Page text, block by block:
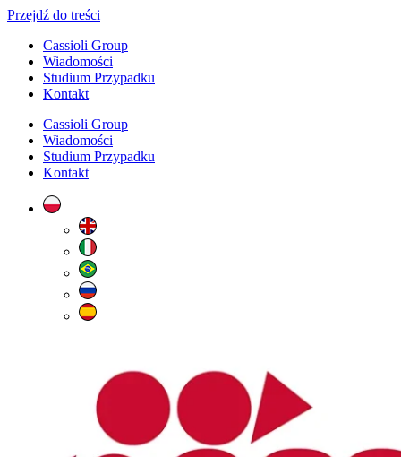
Przejdź do treści
Cassioli Group
Wiadomości
Studium Przypadku
Kontakt
Cassioli Group
Wiadomości
Studium Przypadku
Kontakt